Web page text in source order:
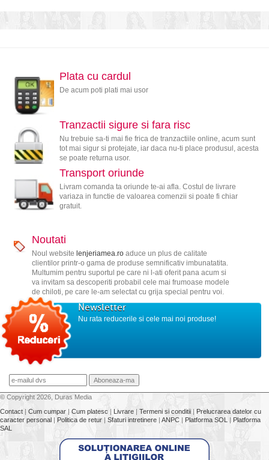
Plata cu cardul
De acum poti plati mai usor
Tranzactii sigure si fara risc
Nu trebuie sa-ti mai fie frica de tranzactiile online, acum sunt
tot mai sigur si protejate, iar daca nu-ti place produsul, acesta
se poate returna usor.
Transport oriunde
Livram comanda ta oriunde te-ai afla. Costul de livrare
variaza in functie de valoarea comenzii si poate fi chiar
gratuit.
Noutati
Noul website lenjeriamea.roaduce un plus de calitate
clientilor printr-o gama de produse semnificativ imbunatatita.
Multumim pentru suportul pe care ni l-ati oferit pana acum si
va invitam sa descoperiti probabil cele mai frumoase modele
de chiloti, pe care le-am selectat cu grija special pentru voi.
Newsletter
Nu rata reducerile si cele mai noi produse!
© Copyright 2026, Duras Media
Contact | Cum cumpar | Cum platesc | Livrare | Termeni si conditii| Prelucrarea datelor cu
caracter personal | Politica de retur | Sfaturi intretinere | ANPC | Platforma SOL | Platforma
SAL